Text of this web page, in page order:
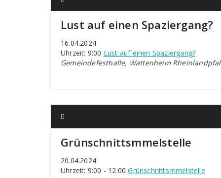
Lust auf einen Spaziergang?
16.04.2024
Uhrzeit: 9:00 Lust auf einen Spaziergang?
Gemeindefesthalle, Wattenheim
Grünschnittsmmelstelle
20.04.2024
Uhrzeit: 9:00 - 12:00Grünschnittsmmelstelle